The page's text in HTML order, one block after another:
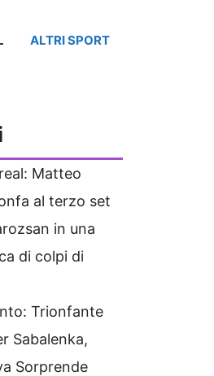
ALTRI SPORT
Matteo
al terzo set
in una
di colpi di
Trionfante
Sabalenka,
Sorprende